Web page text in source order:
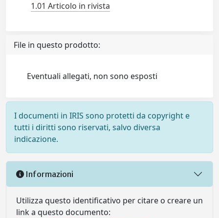
1.01 Articolo in rivista
File in questo prodotto:
Eventuali allegati, non sono esposti
I documenti in IRIS sono protetti da copyright e
tutti i diritti sono riservati, salvo diversa
indicazione.
Informazioni
Utilizza questo identificativo per citare o creare un
link a questo documento: